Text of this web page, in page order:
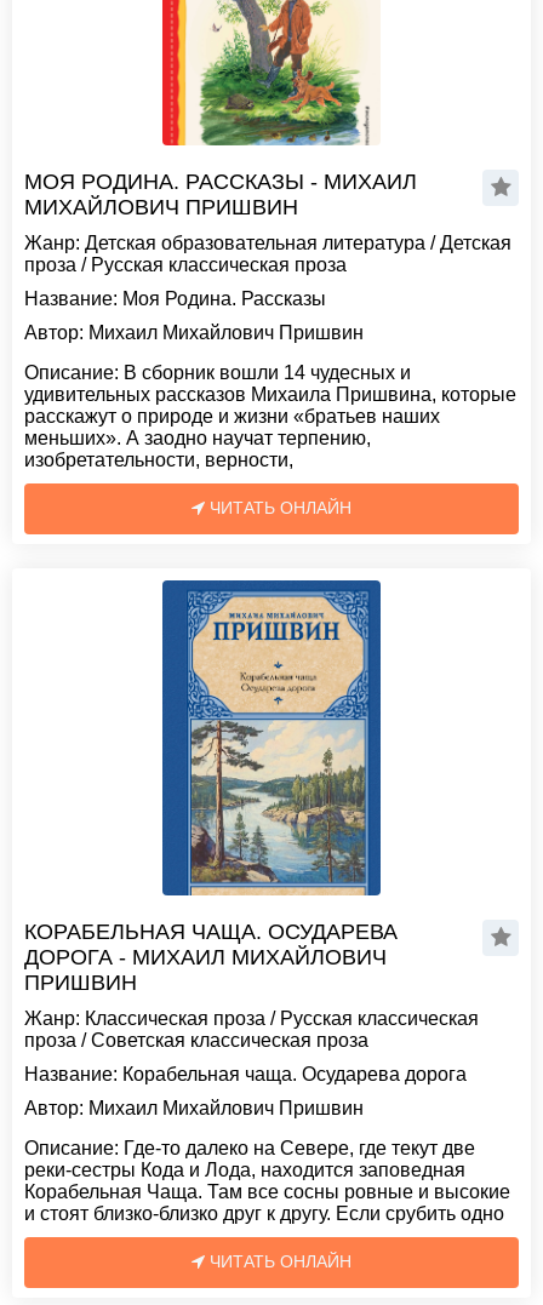
МОЯ РОДИНА. РАССКАЗЫ - МИХАИЛ
МИХАЙЛОВИЧ ПРИШВИН
Жанр: Детская образовательная литература /Детская
проза / Русская классическая проза
Название: Моя Родина. Рассказы
Автор: Михаил Михайлович Пришвин
Описание: В сборник вошли 14 чудесных и
удивительных рассказов Михаила Пришвина, которые
расскажут о природе и жизни «братьев наших
меньших». А заодно научат терпению,
изобретательности, верности,
ЧИТАТЬ ОНЛАЙН
КОРАБЕЛЬНАЯ ЧАЩА. ОСУДАРЕВА
ДОРОГА - МИХАИЛ МИХАЙЛОВИЧ
ПРИШВИН
Жанр: Классическая проза / Русская классическая
проза /Советская классическая проза
Название: Корабельная чаща. Осударева дорога
Автор: Михаил Михайлович Пришвин
Описание: Где-то далеко на Севере, где текут две
реки-сестры Кода и Лода, находится заповедная
Корабельная Чаща. Там все сосны ровные и высокие
и стоят близко-близко друг к другу. Если срубить одно
ЧИТАТЬ ОНЛАЙН